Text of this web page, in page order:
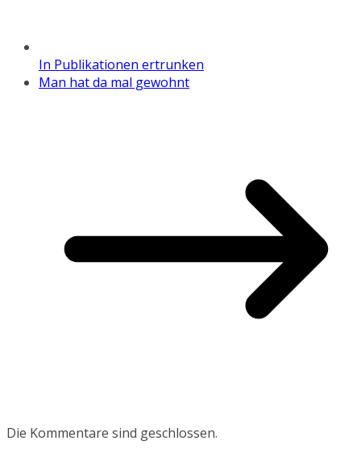
In Publikationen ertrunken
Man hat da mal gewohnt
Die Kommentare sind geschlossen.